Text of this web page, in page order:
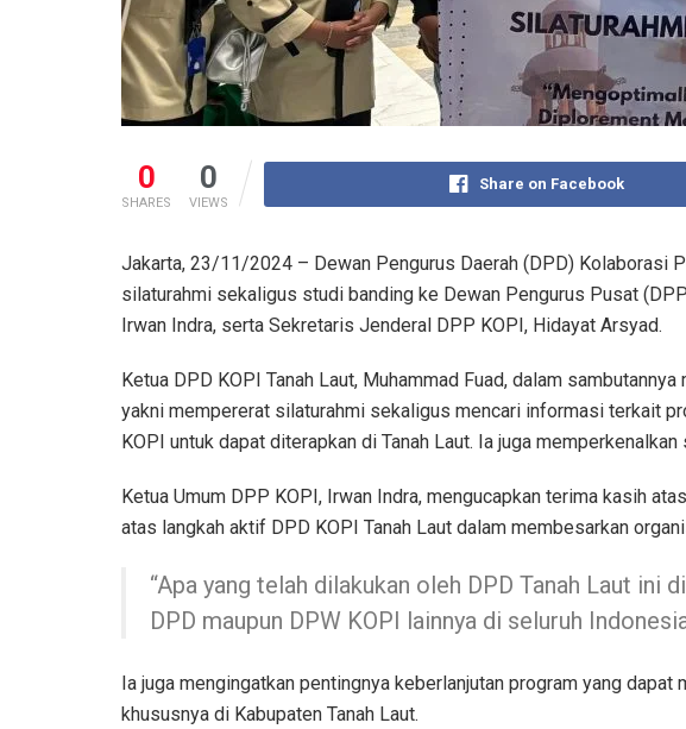
0
SHARES
0
VIEWS
Share on Facebook
Jakarta, 23/11/2024 – Dewan Pengurus Daerah (DPD) Kolaborasi
silaturahmi sekaligus studi banding ke Dewan Pengurus Pusat
Irwan Indra, serta Sekretaris Jenderal DPP KOPI, Hidayat Arsyad.
Ketua DPD KOPI Tanah Laut, Muhammad Fuad, dalam
yakni mempererat silaturahmi sekaligus mencari informasi terkait
KOPI untuk dapat diterapkan di Tanah Laut. Ia juga
Ketua Umum DPP KOPI, Irwan Indra, mengucapkan terima kasih
atas langkah aktif DPD KOPI Tanah Laut dalam membesarkan
“Apa yang telah dilakukan oleh DPD Tanah Laut ini
DPD maupun DPW KOPI lainnya di seluruh
Ia juga mengingatkan pentingnya keberlanjutan program yang
khususnya di Kabupaten Tanah Laut.